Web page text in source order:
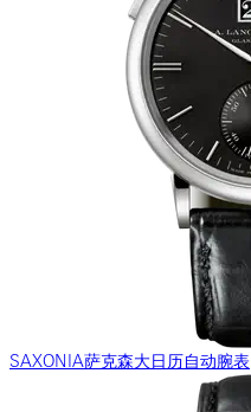
SAXONIA萨克森大日历自动腕表